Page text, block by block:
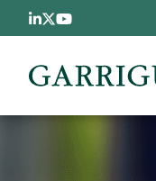
Pasar al contenido